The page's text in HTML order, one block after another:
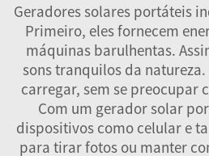
Geradores solares portáteis
Primeiro, eles fornecem
máquinas barulhentas.
sons tranquilos da natureza.
carregar, sem se preocupar
Com um gerador solar
dispositivos como celular e
para tirar fotos ou manter